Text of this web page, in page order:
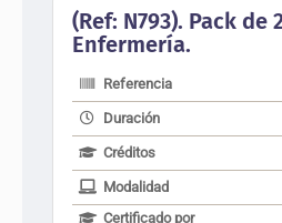
(Ref: N793). Pack de
Enfermería.
Referencia
Duración
Créditos
Modalidad
Certificado por